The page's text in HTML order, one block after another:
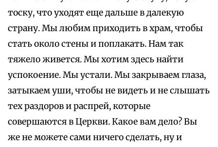
тоску, что уходят еще дальше в далекую
страну. Мы любим приходить в храм, чтобы
стать около стены и поплакать. Нам так
тяжело живется. Мы хотим здесь найти
успокоение. Мы устали. Мы закрываем глаза,
затыкаем уши, чтобы не видеть и не слышать
тех раздоров и распрей, которые
совершаются в Церкви. Какое вам дело? Вы
же не можете сами ничего сделать, ну и